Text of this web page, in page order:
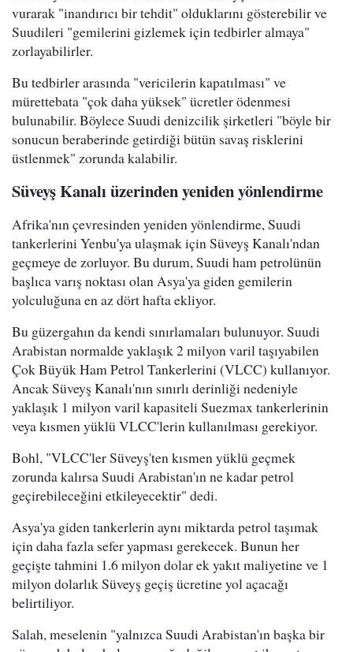
vurarak "inandırıcı bir tehdit" olduklarını gösterebilir ve
Suudileri "gemilerini gizlemek için tedbirler almaya"
zorlayabilirler.
Bu tedbirler arasında "vericilerin kapatılması" ve
mürettebata "çok daha yüksek" ücretler ödenmesi
bulunabilir. Böylece Suudi denizcilik şirketleri "böyle bir
sonucun beraberinde getirdiği bütün savaş risklerini
üstlenmek" zorunda kalabilir.
Süveyş Kanalı üzerinden yeniden yönlendirme
Afrika'nın çevresinden yeniden yönlendirme, Suudi
tankerlerini Yenbu'ya ulaşmak için Süveyş Kanalı'ndan
geçmeye de zorluyor. Bu durum, Suudi ham petrolünün
başlıca varış noktası olan Asya'ya giden gemilerin
yolculuğuna en az dört hafta ekliyor.
Bu güzergahın da kendi sınırlamaları bulunuyor. Suudi
Arabistan normalde yaklaşık 2 milyon varil taşıyabilen
Çok Büyük Ham Petrol Tankerlerini (VLCC) kullanıyor.
Ancak Süveyş Kanalı'nın sınırlı derinliği nedeniyle
yaklaşık 1 milyon varil kapasiteli Suezmax tankerlerinin
veya kısmen yüklü VLCC'lerin kullanılması gerekiyor.
Bohl, "VLCC'ler Süveyş'ten kısmen yüklü geçmek
zorunda kalırsa Suudi Arabistan'ın ne kadar petrol
geçirebileceğini etkileyecektir" dedi.
Asya'ya giden tankerlerin aynı miktarda petrol taşımak
için daha fazla sefer yapması gerekecek. Bunun her
geçişte tahmini 1.6 milyon dolar ek yakıt maliyetine ve 1
milyon dolarlık Süveyş geçiş ücretine yol açacağı
belirtiliyor.
Salah, meselenin "yalnızca Suudi Arabistan'ın başka bir